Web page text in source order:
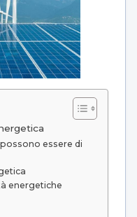
essere di
energetiche